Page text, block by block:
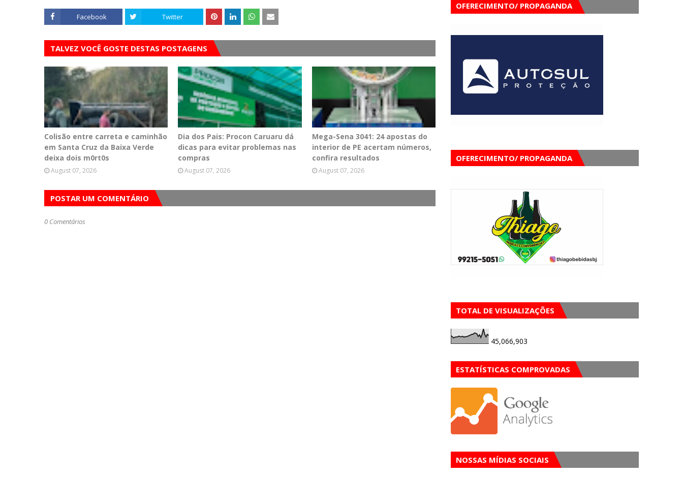
Facebook Twitter
TALVEZ VOCÊ GOSTE DESTAS POSTAGENS
Colisão entre carreta e caminhão
em Santa Cruz da Baixa Verde
deixa dois m0rt0s
August 07, 2026
Dia dos Pais: Procon Caruaru dá
dicas para evitar problemas nas
compras
August 07, 2026
Mega-Sena 3041: 24 apostas do
interior de PE acertam números,
confira resultados
August 07, 2026
POSTAR UM COMENTÁRIO
0 Comentários
OFERECIMENTO/ PROPAGANDA
OFERECIMENTO/ PROPAGANDA
TOTAL DE VISUALIZAÇÕES
45,066,903
ESTATÍSTICAS COMPROVADAS
NOSSAS MÍDIAS SOCIAIS